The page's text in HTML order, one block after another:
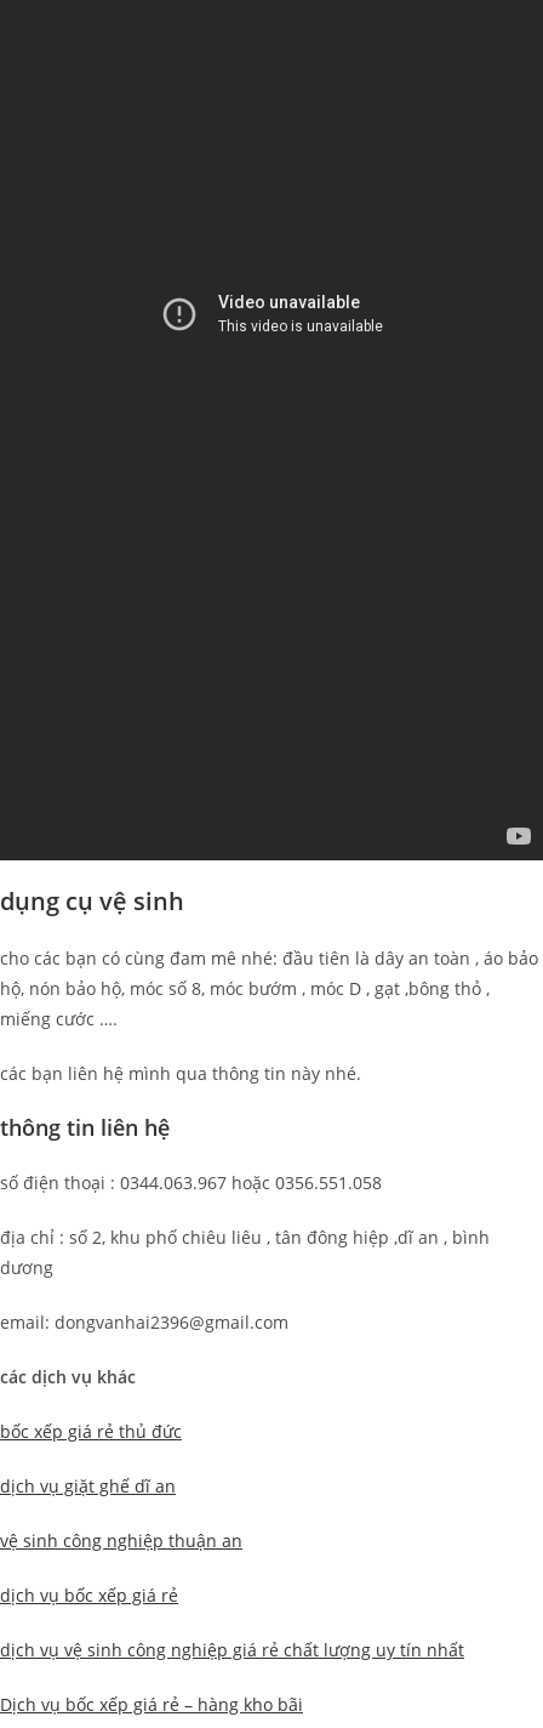
dụng cụ vệ sinh
cho các bạn có cùng đam mê nhé: đầu tiên là dây an toàn , áo bảo
hộ, nón bảo hộ, móc số 8, móc bướm , móc D , gạt ,bông thỏ ,
miếng cước ….
các bạn liên hệ mình qua thông tin này nhé.
thông tin liên hệ
số điện thoại : 0344.063.967 hoặc 0356.551.058
địa chỉ : số 2, khu phố chiêu liêu , tân đông hiệp ,dĩ an , bình
dương
email: dongvanhai2396@gmail.com
các dịch vụ khác
bốc xếp giá rẻ thủ đức
dịch vụ giặt ghế dĩ an
vệ sinh công nghiệp thuận an
dịch vụ bốc xếp giá rẻ
dịch vụ vệ sinh công nghiệp giá rẻ chất lượng uy tín nhất
Dịch vụ bốc xếp giá rẻ – hàng kho bãi